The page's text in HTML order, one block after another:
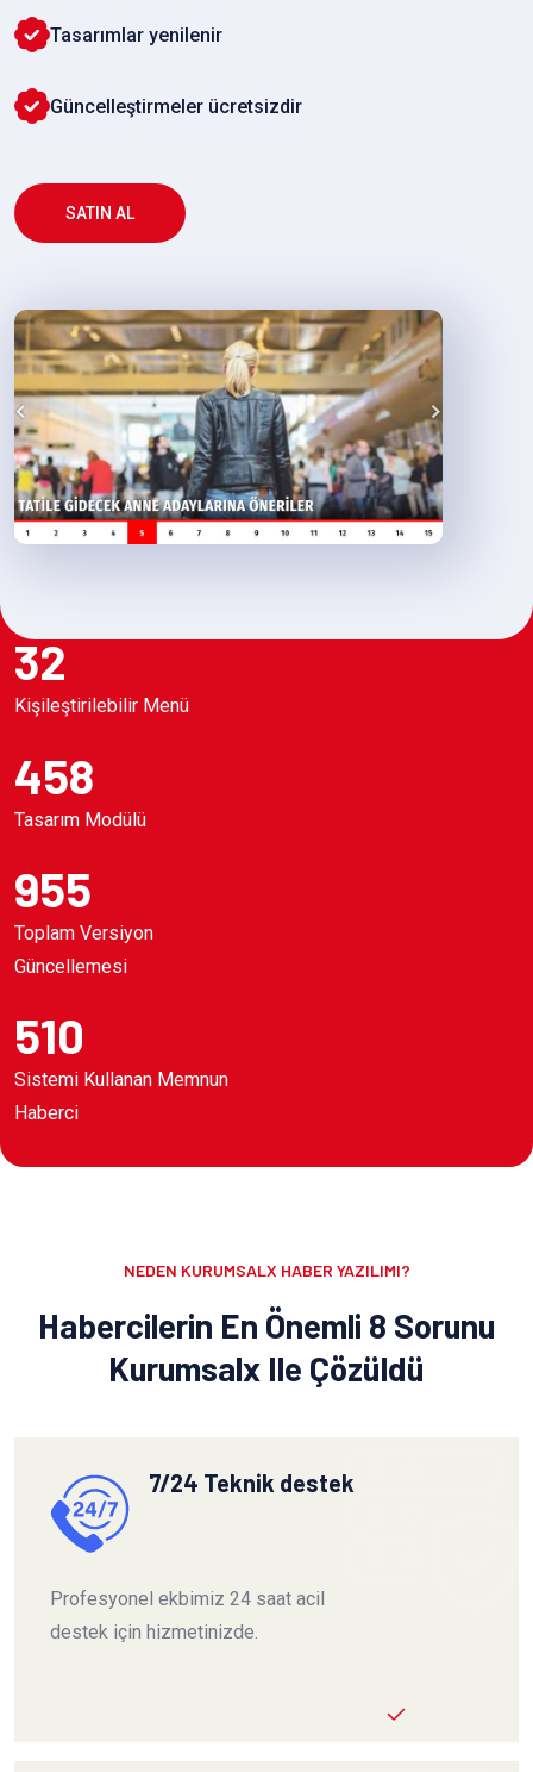
Tasarımlar yenilenir
Güncelleştirmeler ücretsizdir
SATIN AL
32
Kişileştirilebilir Menü
458
Tasarım Modülü
955
Toplam Versiyon
Güncellemesi
510
Sistemi Kullanan Memnun
Haberci
NEDEN KURUMSALX HABER YAZILIMI?
Habercilerin En Önemli 8 Sorunu
Kurumsalx Ile Çözüldü
7/24 Teknik destek
Profesyonel ekbimiz 24 saat acil
destek için hizmetinizde.